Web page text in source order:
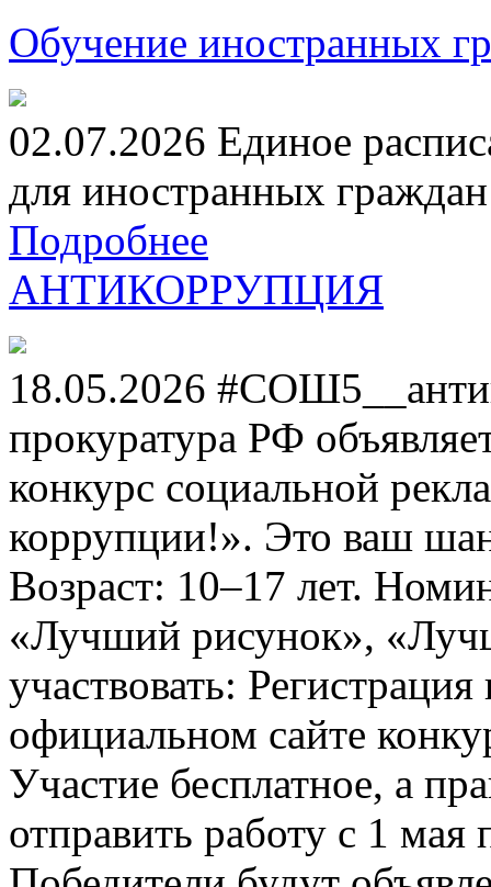
Обучение иностранных
02.07.2026 Единое
для иностранных
Подробнее
АНТИКОРРУПЦИЯ
18.05.2026
прокуратура РФ
конкурс социальной
коррупции!». Это ваш
Возраст: 10–17 лет.
«Лучший рисунок»,
участвовать:
официальном сайте
Участие бесплатное, а
отправить работу с 1 мая